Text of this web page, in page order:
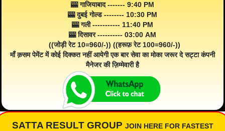
🎰 गाजियाबाद ------- 9:40 PM
🎰 दुबई गोल्ड -------- 10:30 PM
🎰 गली ----------- 11:40 PM
🎰 दिसावर ---------- 03:00 AM
((जोड़ी रेट 10=960/-)) ((हरूफ़ रेट 100=960/-))
माँ क़सम पेमेंट में कोई दिक्कत नहीं आयेगी एक बार सेवा का मोका जरूर दे सट्टा कंपनी
मैनेजर की ज़िम्मेवारी है
SATTA RESULT GROUP JOIN HERE FOR FASTEST